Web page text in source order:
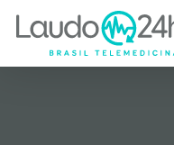
Skip